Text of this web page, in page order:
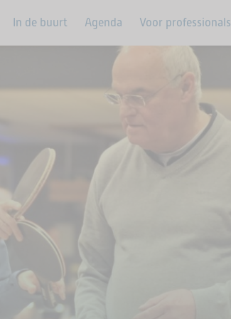
In de buurt Agenda Voor professionals